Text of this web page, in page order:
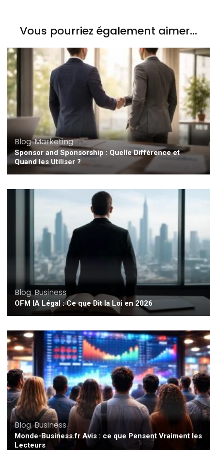
Vous pourriez également aimer...
Blog,Marketing
Sponsor and Sponsorship : Quelle Différence et
Quand les Utiliser ?
Blog,Business
OFM IA Légal : Ce que Dit la Loi en 2026
Blog,Business
Monde-Business.fr Avis : ce que Pensent Vraiment les
Lecteurs